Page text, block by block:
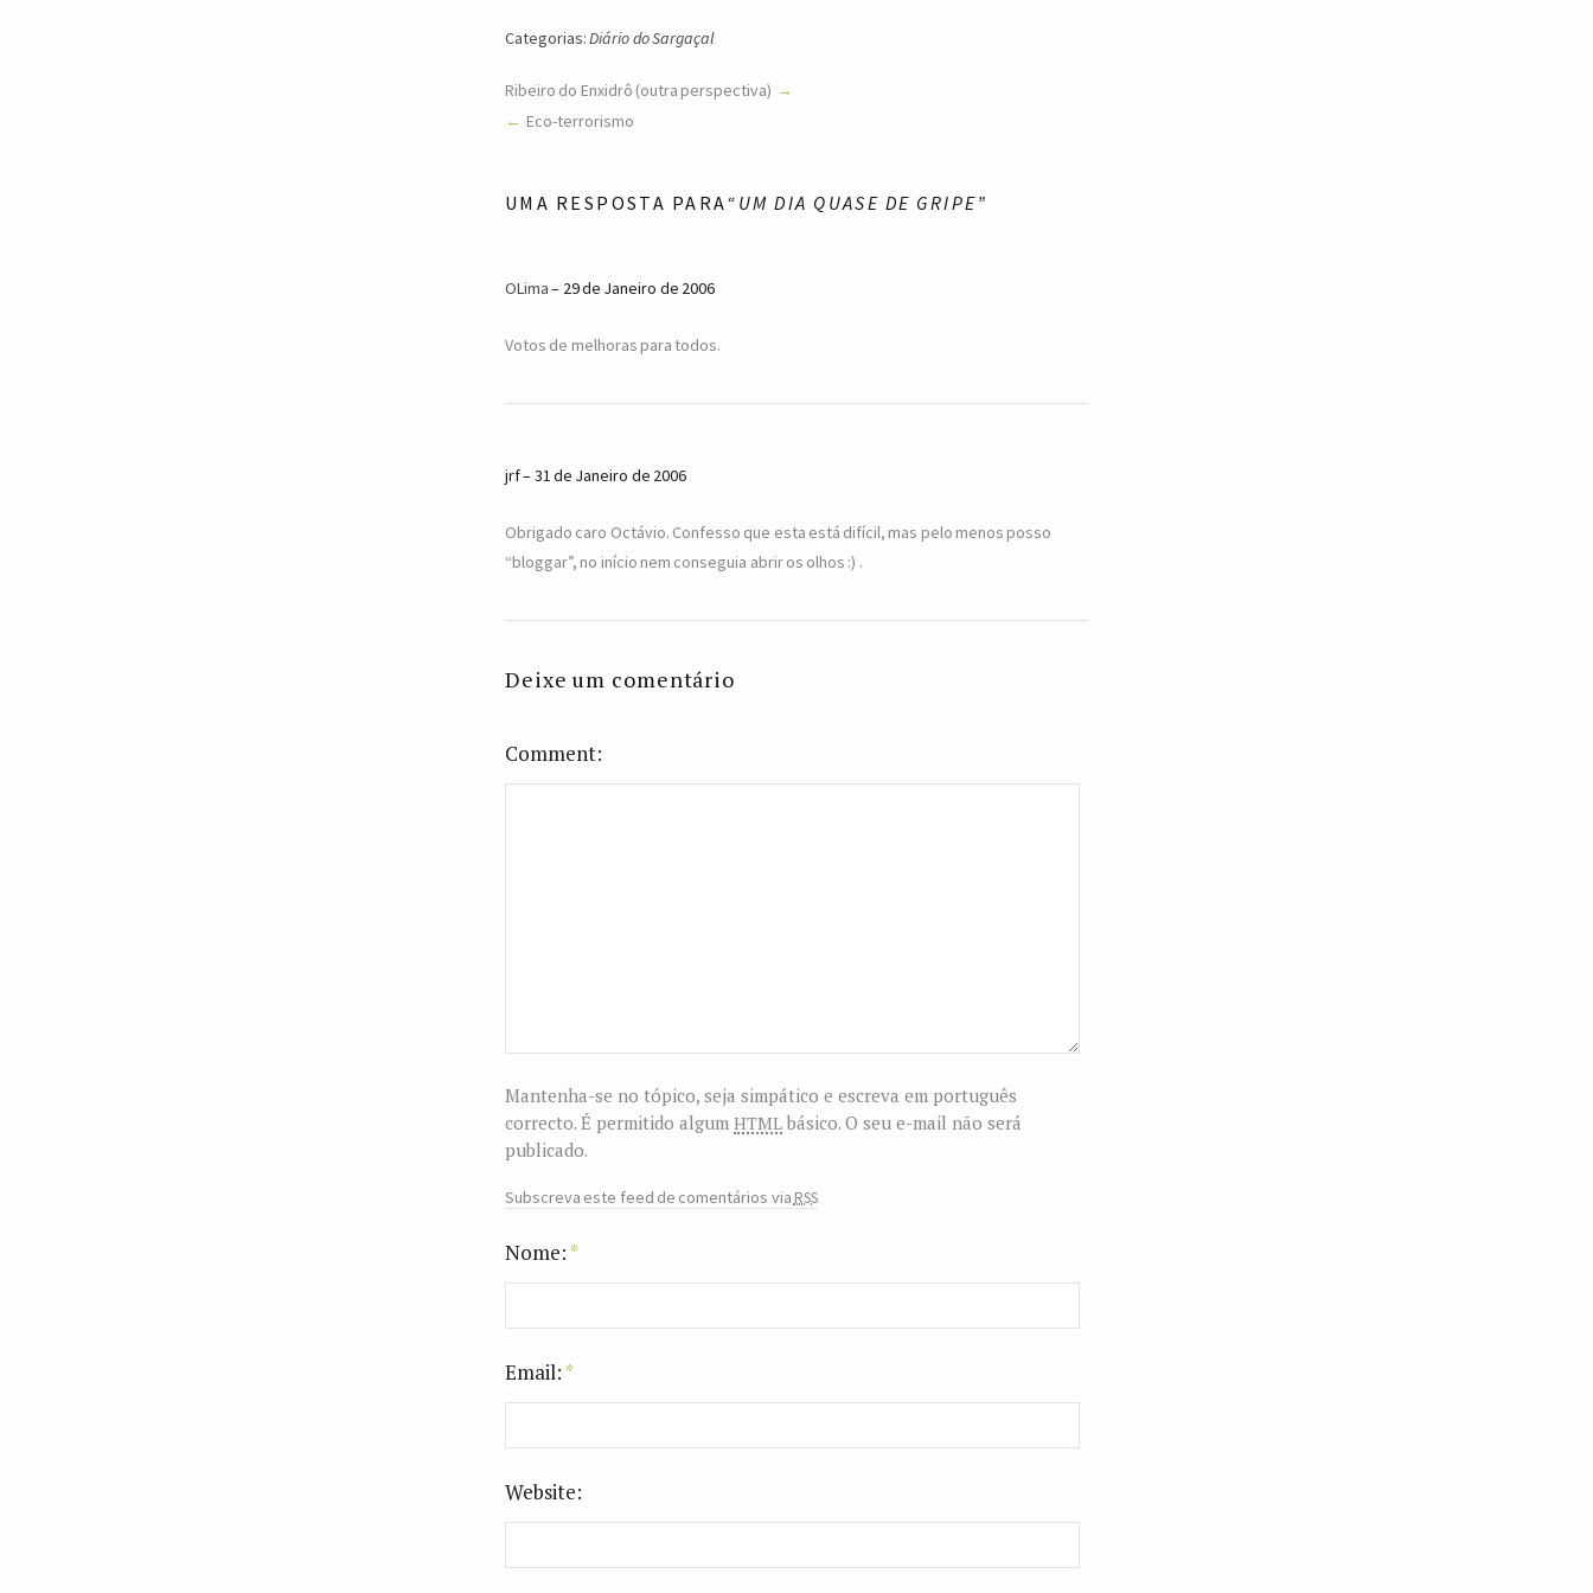
Categorias:Diário do Sargaçal
Ribeiro do Enxidrô (outra perspectiva)
Eco-terrorismo
UMA RESPOSTA PARA“UM DIA QUASE DE GRIPE”
OLima 29 de Janeiro de 2006
Votos de melhoras para todos.
jrf 31 de Janeiro de 2006
Obrigado caro Octávio. Confesso que esta está difícil, mas pelo menos posso
“bloggar”, no início nem conseguia abrir os olhos :) .
Deixe um comentário
Comment
Mantenha-se no tópico, seja simpático e escreva em português
correcto. É permitido algum htmlbásico. O seu e-mail não será
publicado.
Subscreva este feed de comentários via rss
Nome:*
Email:*
Website: